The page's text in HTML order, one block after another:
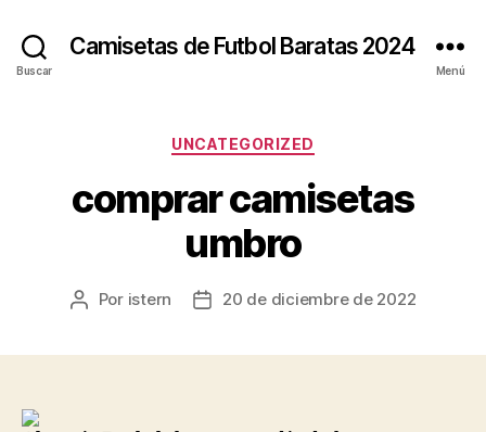
Buscar
Camisetas de Futbol Baratas 2024
Menú
Categorías
UNCATEGORIZED
comprar camisetas
umbro
Autor
Por istern
Fecha20 de diciembre de 2022